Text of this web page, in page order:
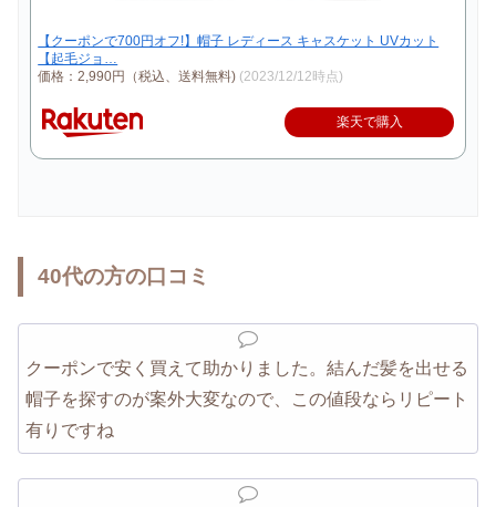
【クーポンで700円オフ!】帽子 レディース キャスケット UVカット
【起毛ジョ…
価格：2,990円（税込、送料無料) (2023/12/12時点)
楽天で購入
40代の方の口コミ
クーポンで安く買えて助かりました。結んだ髪を出せる
帽子を探すのが案外大変なので、この値段ならリピート
有りですね